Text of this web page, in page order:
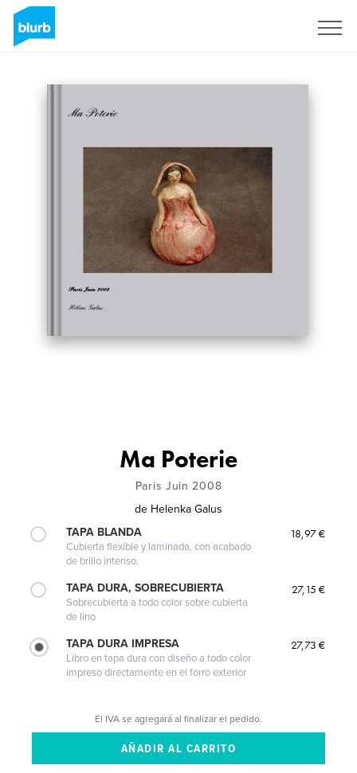
Ma Poterie
Paris Juin 2008
de Helenka Galus
TAPA BLANDA
Cubierta flexible y laminada, con acabado
de brillo intenso.
18,97 €
TAPA DURA, SOBRECUBIERTA
Sobrecubierta a todo color sobre cubierta
de lino
27,15 €
TAPA DURA IMPRESA
Libro en tapa dura con diseño a todo color
impreso directamente en el forro exterior
27,73 €
El IVA se agregará al finalizar el pedido.